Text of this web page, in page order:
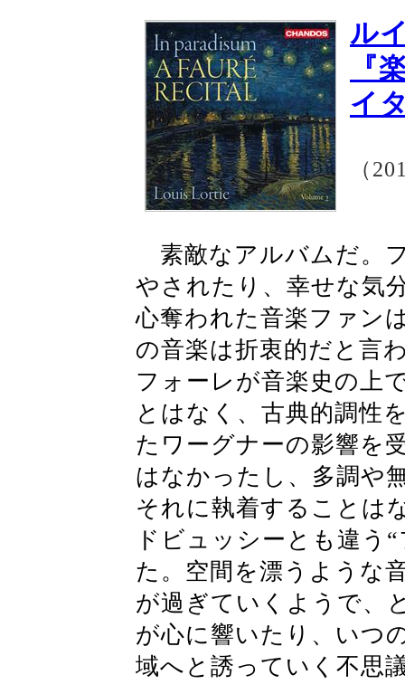
ル
『
イ
（
素敵なアルバムだ。
やされたり、幸せな気
心奪われた音楽ファン
の音楽は折衷的だと言
フォーレが音楽史の上
とはなく、古典的調性
たワーグナーの影響を
はなかったし、多調や
それに執着することは
ドビュッシーとも違う
た。空間を漂うような
が過ぎていくようで、
が心に響いたり、いつ
域へと誘っていく不思